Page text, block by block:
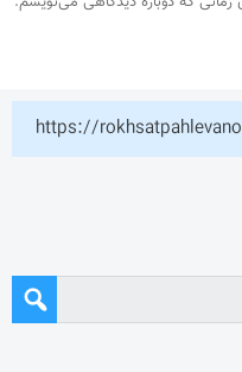
https://